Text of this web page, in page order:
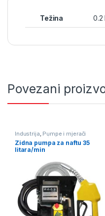
Težina 0.2
Povezani
Industrija, Pumpe i mjerači
protika tekućine Pumpe za naftu
Zidna pumpa za naftu 35
litara/min